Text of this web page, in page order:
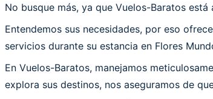
No busque más, ya que Vuelos-Baratos
Entendemos sus necesidades, por eso
servicios durante su estancia en Flores
En Vuelos-Baratos, manejamos
explora sus destinos, nos aseguramos de